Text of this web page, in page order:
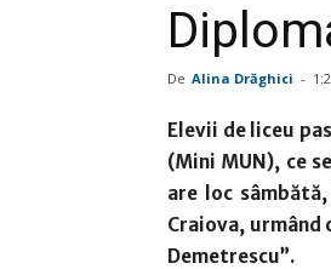
De Alina Drăghici -
Elevii de liceu
(Mini MUN), ce
are loc
Craiova, urmând
Demetrescu”.